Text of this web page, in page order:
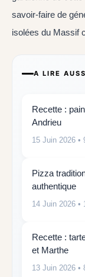
savoir-faire de
isolées du Massif
A LIRE
Recette :
Andrieu
15 Juin 2026 •
Pizza
authentique
14 Juin 2026 •
Recette :
et Marthe
13 Juin 2026 •